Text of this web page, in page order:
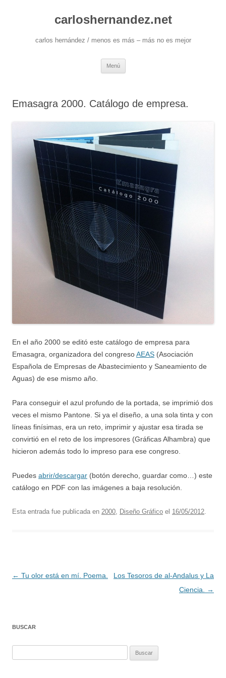
carloshernandez.net
carlos hernández / menos es más – más no es mejor
Menú
Emasagra 2000. Catálogo de empresa.
En el año 2000 se editó este catálogo de empresa para
Emasagra, organizadora del congresoAEAS (Asociación
Española de Empresas de Abastecimiento y Saneamiento de
Aguas) de ese mismo año.
Para conseguir el azul profundo de la portada, se imprimió dos
veces el mismo Pantone. Si ya el diseño, a una sola tinta y con
líneas finísimas, era un reto, imprimir y ajustar esa tirada se
convirtió en el reto de los impresores (Gráficas Alhambra) que
hicieron además todo lo impreso para ese congreso.
Puedes abrir/descargar (botón derecho, guardar como…) este
catálogo en PDF con las imágenes a baja resolución.
Esta entrada fue publicada en 2000, Diseño Gráfico el 16/05/2012.
Navegación
← Tu olor está en mí. Poema.
Los Tesoros de al-Andalus y La
Ciencia.
→
BUSCAR